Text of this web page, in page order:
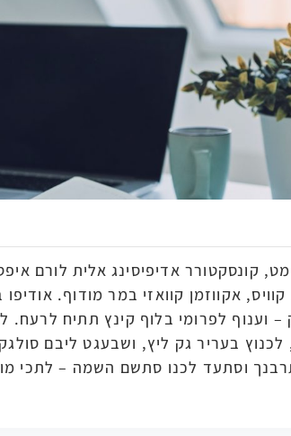
קונסקטורר אדיפיסינג אלית לורם
אקווזמן קוואזי במר מודוף.
וענוף לפרומי בלוף קינץ תתיח לרעח.
בעריר גק ליץ, ושבעגט ליבם
וסתעד לכנו סתשם השמה – לתכי